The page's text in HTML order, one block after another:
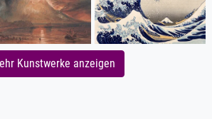
Kunstwerke anzeigen